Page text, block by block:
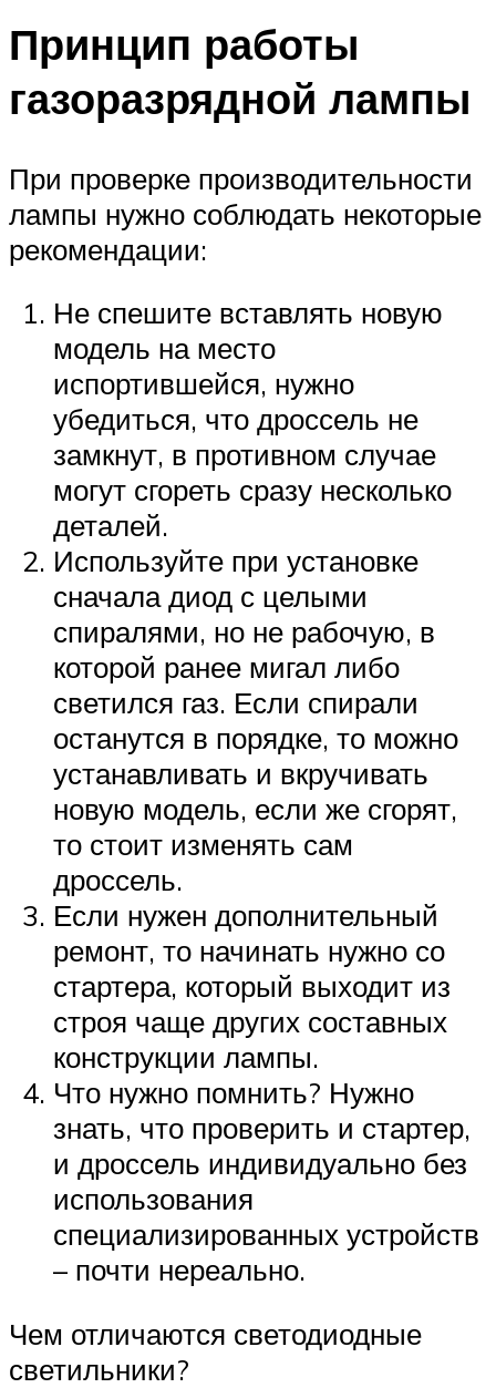
Принцип работы
газоразрядной лампы
При проверке производительности
лампы нужно соблюдать некоторые
рекомендации:
Не спешите вставлять новую
модель на место
испортившейся, нужно
убедиться, что дроссель не
замкнут, в противном случае
могут сгореть сразу несколько
деталей.
Используйте при установке
сначала диод с целыми
спиралями, но не рабочую, в
которой ранее мигал либо
светился газ. Если спирали
останутся в порядке, то можно
устанавливать и вкручивать
новую модель, если же сгорят,
то стоит изменять сам
дроссель.
Если нужен дополнительный
ремонт, то начинать нужно со
стартера, который выходит из
строя чаще других составных
конструкции лампы.
Что нужно помнить? Нужно
знать, что проверить и стартер,
и дроссель индивидуально без
использования
специализированных устройств
– почти нереально.
Чем отличаются светодиодные
светильники?